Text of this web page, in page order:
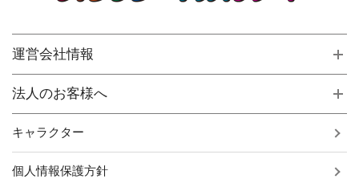
運営会社情報
法人のお客様へ
キャラクター
個人情報保護方針